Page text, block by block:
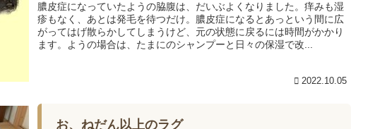
膿皮症になっていたようの脇腹は、だいぶよくなりました。痒みも湿
疹もなく、あとは発毛を待つだけ。膿皮症になるとあっという間に広
がってはげ散らかしてしまうけど、元の状態に戻るには時間がかかり
ます。ようの場合は、たまにのシャンプーと日々の保湿で改...
2022.10.05
お、ねだん以上のラグ